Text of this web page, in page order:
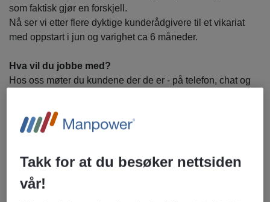
som faktisk gjør en forskjell.
Nå ser vi etter flere dyktige kunderådgivere til et vikariat
med oppstart i jun og varighet ca 6 måneder.
Hva vil du jobbe med?
Hos oss møter du kundene der de er - på telefon, chat og
og hjelper dem med alt fra enkle spørsmål til større
økonomiske valg.
Håndtere inngående henvendelser på telefon knyttet
til dagligbank (kort, konto, innlogging , sparing og lån
Takk for at du besøker nettsiden
vår!